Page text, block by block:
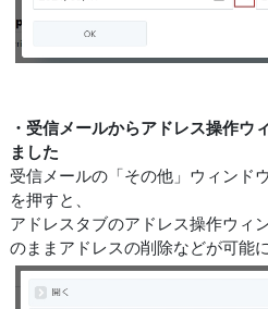
・受信メールからアドレス操作ウ
ました
受信メールの「その他」ウィンド
を押すと、
アドレスタブのアドレス操作ウィ
のままアドレスの削除などが可能